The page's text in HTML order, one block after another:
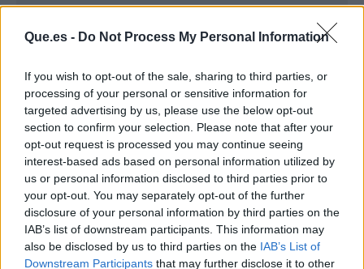
Que.es - Do Not Process My Personal Information
If you wish to opt-out of the sale, sharing to third parties, or
processing of your personal or sensitive information for
targeted advertising by us, please use the below opt-out
section to confirm your selection. Please note that after your
opt-out request is processed you may continue seeing
interest-based ads based on personal information utilized by
us or personal information disclosed to third parties prior to
your opt-out. You may separately opt-out of the further
disclosure of your personal information by third parties on the
IAB’s list of downstream participants. This information may
also be disclosed by us to third parties on the IAB’s List of
Downstream Participants that may further disclose it to other
Publicidad